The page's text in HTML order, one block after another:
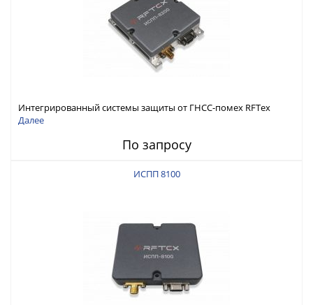
Интегрированный системы защиты от ГНСС-помех RFТех
ИСПП 8200
Далее
По запросу
ИСПП 8100